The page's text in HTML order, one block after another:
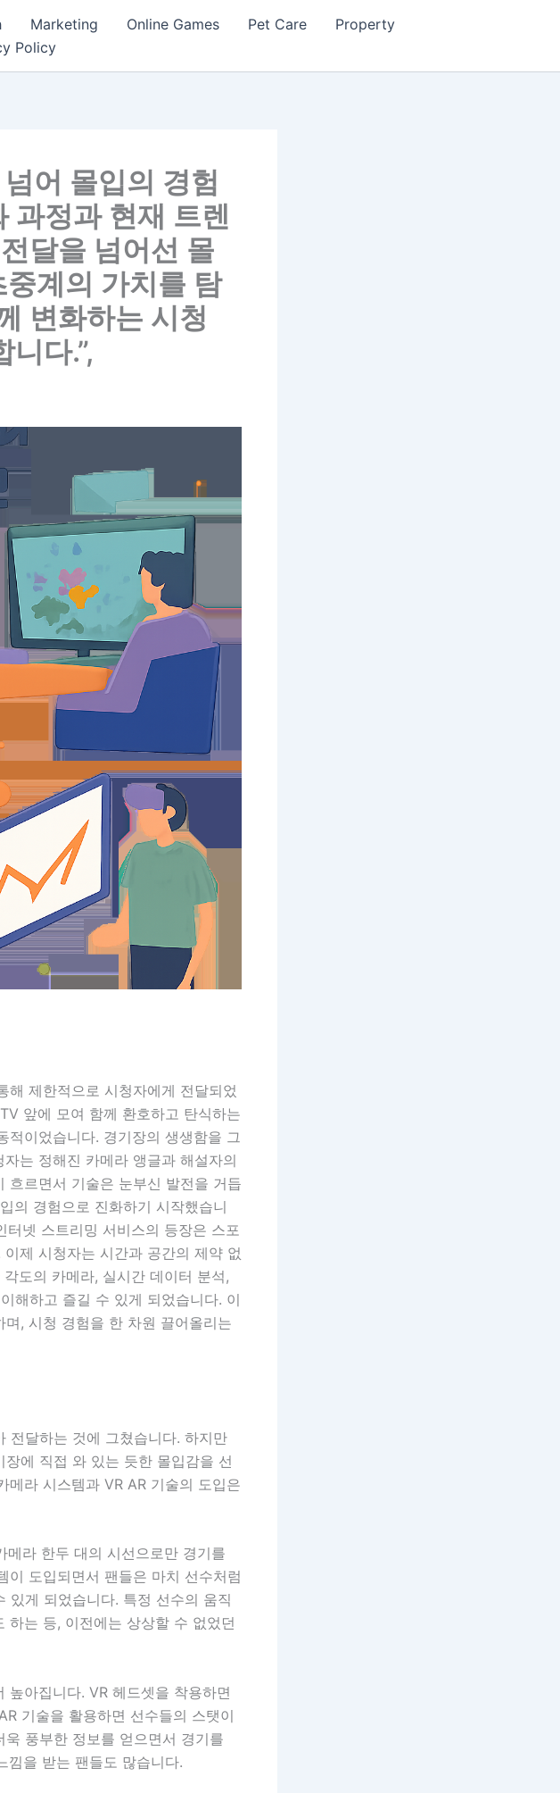
Marketing Online Games Pet Care
Property
Policy
어 몰입의 경험
과정과 현재 트렌
달을 넘어선 몰
계의 가치를 탐
변화하는 시청
다.”,
해 제한적으로 시청자에게 전달되었
앞에 모여 함께 환호하고 탄식하는
적이었습니다. 경기장의 생생함을 그
는 정해진 카메라 앵글과 해설자의
흐르면서 기술은 눈부신 발전을 거듭
의 경험으로 진화하기 시작했습니
넷 스트리밍 서비스의 등장은 스포
제 시청자는 시간과 공간의 제약 없
도의 카메라, 실시간 데이터 분석,
해하고 즐길 수 있게 되었습니다. 이
, 시청 경험을 한 차원 끌어올리는
전달하는 것에 그쳤습니다. 하지만
에 직접 와 있는 듯한 몰입감을 선
메라 시스템과 VR AR 기술의 도입은
라 한두 대의 시선으로만 경기를
이 도입되면서 팬들은 마치 선수처럼
있게 되었습니다. 특정 선수의 움직
하는 등, 이전에는 상상할 수 없었던
높아집니다. VR 헤드셋을 착용하면
기술을 활용하면 선수들의 스탯이
풍부한 정보를 얻으면서 경기를
낌을 받는 팬들도 많습니다.